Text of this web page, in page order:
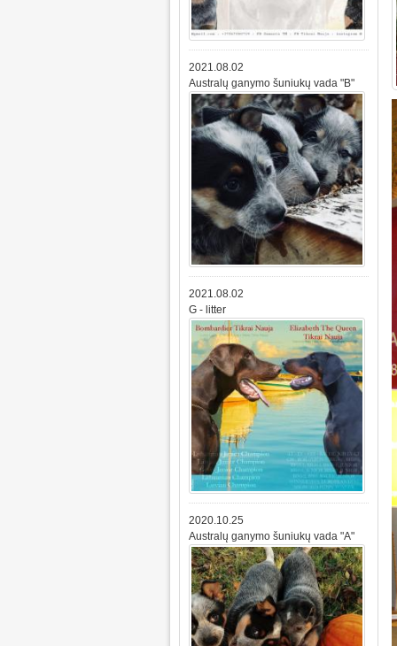
2021.08.02
Australų ganymo šuniukų vada "B"
2021.08.02
G - litter
2020.10.25
Australų ganymo šuniukų vada "A"